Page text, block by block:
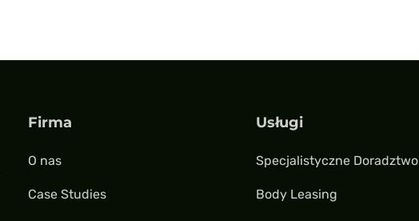
Firma
O nas
Case Studies
Usługi
Specjalistyczne Doradztwo
Body Leasing